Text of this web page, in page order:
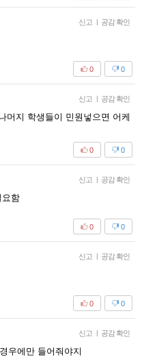
신고 | 공감 확인
0
0
신고 | 공감 확인
머지 학생들이 민원넣으면 어케
0
0
신고 | 공감 확인
요함
0
0
신고 | 공감 확인
0
0
신고 | 공감 확인
우에만 들어줘야지